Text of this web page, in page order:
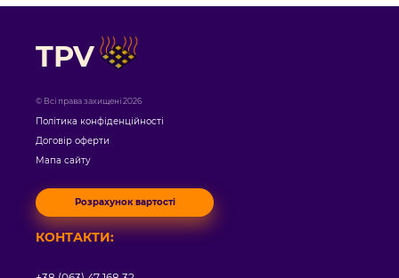
TPV
© Всі права захищені 2026
Політика конфіденційності
Договір оферти
Мапа сайту
Розрахунок вартості
КОНТАКТИ: